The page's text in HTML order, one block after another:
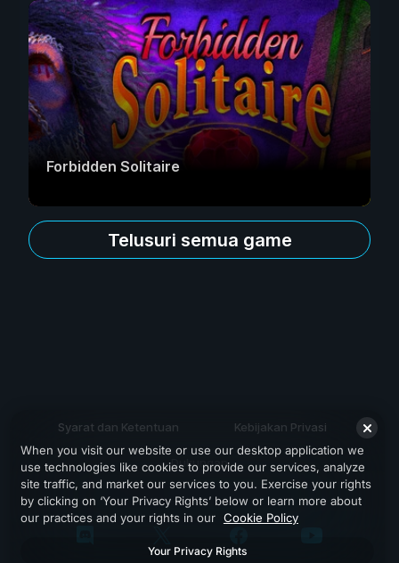
Forbidden Solitaire
Telusuri semua game
Syarat dan Ketentuan Kebijakan Privasi
Dukungan
When you visit our website or use our desktop application we
use technologies like cookies to provide our services, analyze
site traffic, and market our services to you. Exercise your rights
by clicking on ‘Your Privacy Rights’ below or learn more about
our practices and your rights in our Cookie Policy
Your Privacy Rights